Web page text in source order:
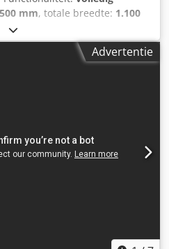
500 mm, totale breedte: 1.100
, totale hoogte:
in werking, de machine
waarbij snelheid
Advertentie